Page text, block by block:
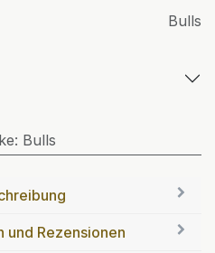
Bulls
: Bulls
und Rezensionen